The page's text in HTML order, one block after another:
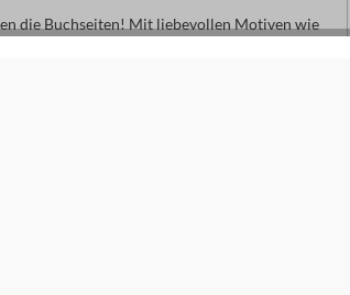
die Buchseiten! Mit liebevollen Motiven wie
die richtige Seite fest. Perfekt für
Bücherfans.